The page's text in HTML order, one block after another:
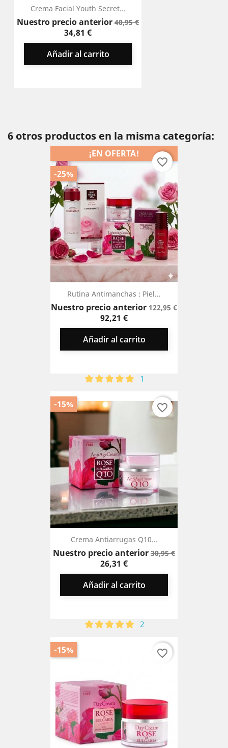
Crema Facial Youth Secret...
Nuestro precio anteriorPrecio
40,95 €Precio
34,81 €
Añadir al carrito
6 otros productos en la misma categoría:
Rutina Antimanchas : Piel...
Nuestro precio anteriorPrecio
122,95 €
Precio
92,21 €
Añadir al carrito
1
¡EN OFERTA!
-25%
favorite_border
Crema Antiarrugas Q10...
Nuestro precio anteriorPrecio
30,95 €Precio
26,31 €
Añadir al carrito
2
-15% favorite_border
-15% favorite_border